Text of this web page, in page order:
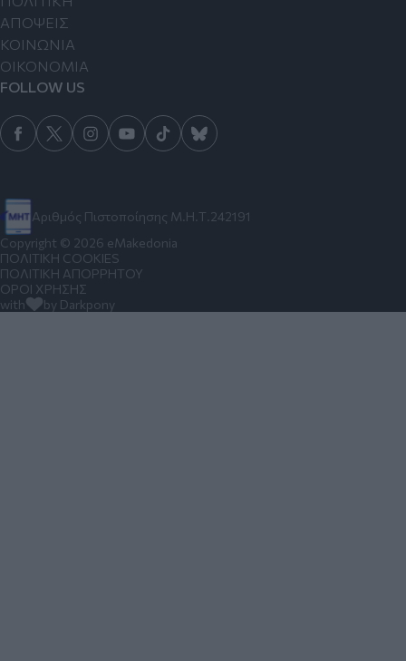
Αριθμός Πιστοποίησης Μ.Η.Τ.242191
ΑΠΟΨΕΙΣ
ΚΟΙΝΩΝΙΑ
ΟΙΚΟΝΟΜΙΑ
FOLLOW US
Copyright © 2026 eMakedonia
ΠΟΛΙΤΙΚΗ COOKIES
ΠΟΛΙΤΙΚΗ ΑΠΟΡΡΗΤΟΥ
ΟΡΟΙ ΧΡΗΣΗΣ
with
by Darkpony